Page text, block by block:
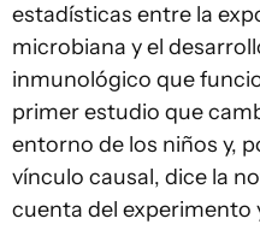
estadísticas entre la
microbiana y el
inmunológico que
primer estudio que
entorno de los niños y,
vínculo causal, dice la
cuenta del experimento